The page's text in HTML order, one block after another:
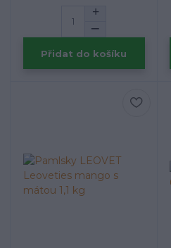
Přidat do košíku